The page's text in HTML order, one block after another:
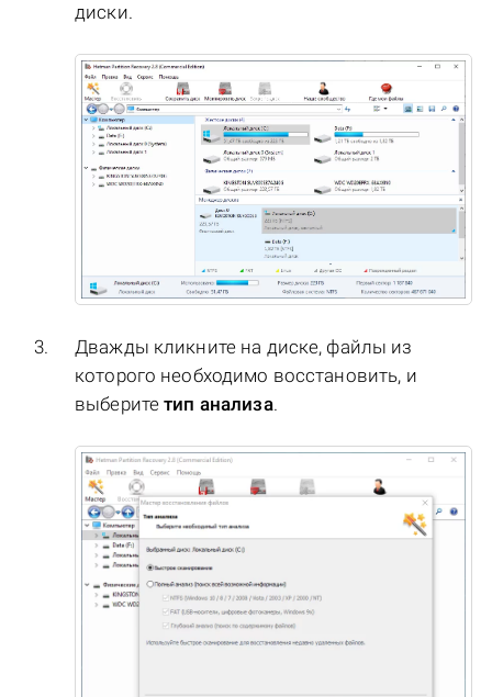
диски.
Дважды кликните на диске, файлы из
которого необходимо восстановить, и
выберитетип анализа.